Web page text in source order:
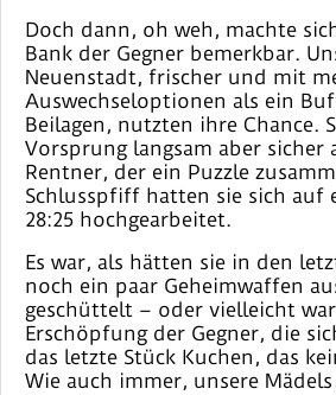
Doch dann, oh weh, machte
Bank der Gegner bemerkbar.
Neuenstadt, frischer und mit
Auswechseloptionen als ein
Beilagen, nutzten ihre Chance.
Vorsprung langsam aber sicher
Rentner, der ein Puzzle
Schlusspfiff hatten sie sich auf
28:25 hochgearbeitet.
Es war, als hätten sie in den
noch ein paar Geheimwaffen
geschüttelt – oder vielleicht
Erschöpfung der Gegner, die
das letzte Stück Kuchen, das
Wie auch immer, unsere